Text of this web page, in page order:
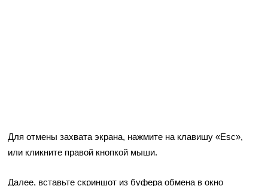
Для отмены захвата экрана, нажмите на клавишу «Esc»,
или кликните правой кнопкой мыши.
Далее, вставьте скриншот из буфера обмена в окно